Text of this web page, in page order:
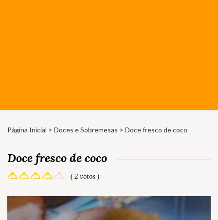
Página Inicial > Doces e Sobremesas > Doce fresco de coco
Doce fresco de coco
( 2 votos )